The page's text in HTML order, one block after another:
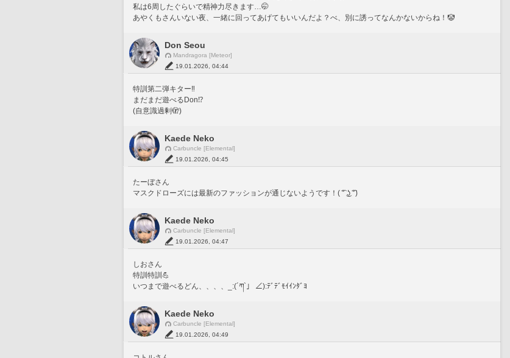
私は6周したぐらいで精神力尽きます…🤭
あやくもさんいない夜、一緒に回ってあげてもいいんだよ？べ、別に誘ってなんかないからね！🤡
Don Seou
Mandragora [Meteor]
19.01.2026, 04:44
特訓第二弾キター‼️
まだまだ遊べるDon⁉️
(自意識過剰🫣)
Kaede Neko
Carbuncle [Elemental]
19.01.2026, 04:45
たーぼさん
マスクドローズには最新のファッションが通じないようです！( ͡° ͜ʖ ͡°)
Kaede Neko
Carbuncle [Elemental]
19.01.2026, 04:47
しおさん
特訓特訓💪
いつまで遊べるどん、、、、_:(´ཀ`」 ∠):ﾃﾞﾃﾞﾓｲｲﾝﾀﾞﾖ
Kaede Neko
Carbuncle [Elemental]
19.01.2026, 04:49